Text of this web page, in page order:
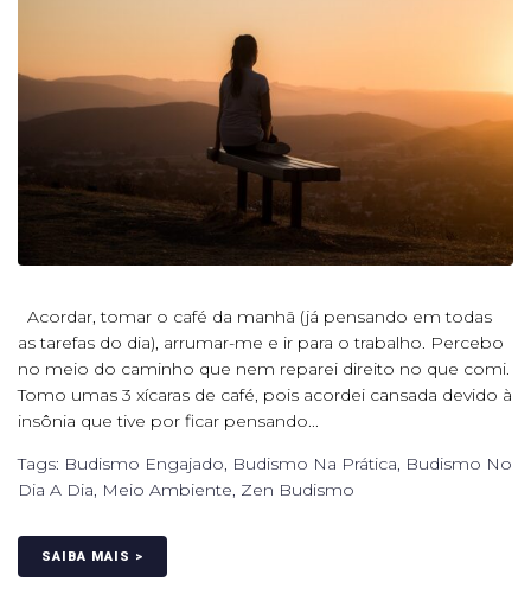
Acordar, tomar o café da manhã (já pensando em todas
as tarefas do dia), arrumar-me e ir para o trabalho. Percebo
no meio do caminho que nem reparei direito no que comi.
Tomo umas 3 xícaras de café, pois acordei cansada devido à
insônia que tive por ficar pensando...
Tags: Budismo Engajado, Budismo Na Prática, Budismo No
Dia A Dia, Meio Ambiente, Zen Budismo
SAIBA MAIS >